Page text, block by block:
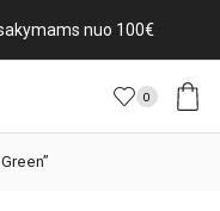
nuo 100€
0